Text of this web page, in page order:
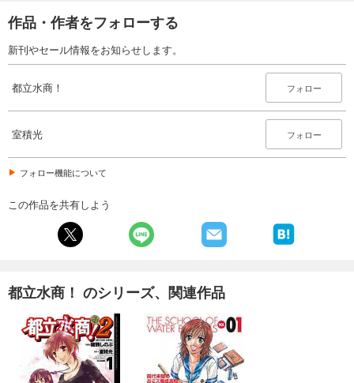
作品・作者をフォローする
新刊やセール情報をお知らせします。
都立水商！ フォロー
室積光 フォロー
フォロー機能について
この作品を共有しよう
都立水商！ のシリーズ、関連作品